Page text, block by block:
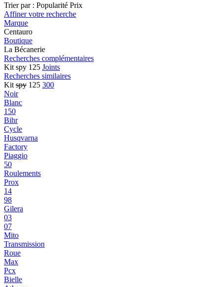
Trier par : Popularité Prix
Affiner votre recherche
Marque
Centauro
Boutique
La Bécanerie
Recherches complémentaires
Kit spy 125 Joints
Recherches similaires
Kit spy 125 300
Noir
Blanc
150
Bihr
Cycle
Husqvarna
Factory
Piaggio
50
Roulements
Prox
14
98
Gilera
03
07
Mito
Transmission
Roue
Max
Pcx
Bielle